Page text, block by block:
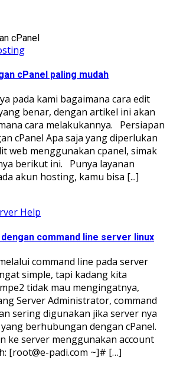
cPanel paling mudah
pada kami bagaimana cara edit
benar, dengan artikel ini akan
cara melakukannya. Persiapan
cPanel Apa saja yang diperlukan
web menggunakan cpanel, simak
berikut ini. Punya layanan
akun hosting, kamu bisa [...]
Help
command line server linux
command line pada server
simple, tapi kadang kita
tidak mau mengingatnya,
Server Administrator, command
sering digunakan jika server nya
berhubungan dengan cPanel.
ke server menggunakan account
[root@e-padi.com ~]# […]